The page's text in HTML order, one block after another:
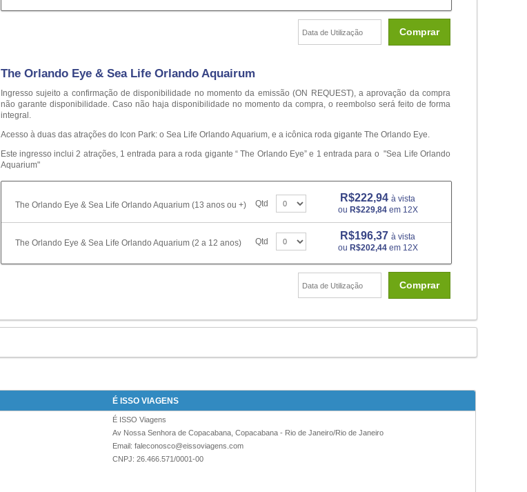
Comprar
The Orlando Eye & Sea Life Orlando Aquairum
Ingresso sujeito a confirmação de disponibilidade no momento da emissão (ON REQUEST), a aprovação da compra
não garante disponibilidade. Caso não haja disponibilidade no momento da compra, o reembolso será feito de forma
integral.
Acesso à duas das atrações do Icon Park: o Sea Life Orlando Aquarium, e a icônica roda gigante The Orlando Eye.
Este ingresso inclui 2 atrações, 1 entrada para a roda gigante “ The Orlando Eye” e 1 entrada para o "Sea Life Orlando
Aquarium"
The Orlando Eye & Sea Life Orlando Aquarium (13 anos ou +) Qtd R$222,94à vista
ou R$229,84em 12X
The Orlando Eye & Sea Life Orlando Aquarium (2 a 12 anos) Qtd R$196,37à vista
ou R$202,44em 12X
Comprar
É ISSO VIAGENS
É ISSO Viagens
Av Nossa Senhora de Copacabana, Copacabana - Rio de Janeiro/Rio de Janeiro
Email: faleconosco@eissoviagens.com
CNPJ: 26.466.571/0001-00